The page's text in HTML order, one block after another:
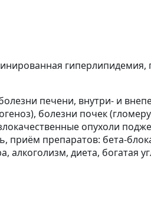
гиперлипидемия,
печени, внутри- и
болезни почек
опухоли
приём препаратов: бета-
диета, богатая